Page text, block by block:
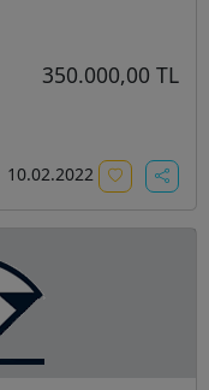
350.000,00 TL
10.02.2022